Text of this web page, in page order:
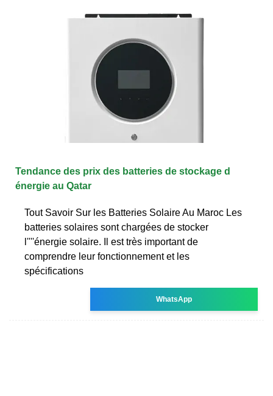
Tendance des prix des batteries de stockage d
énergie au Qatar
Tout Savoir Sur les Batteries Solaire Au Maroc Les
batteries solaires sont chargées de stocker
l''''énergie solaire. Il est très important de
comprendre leur fonctionnement et les
spécifications
WhatsApp